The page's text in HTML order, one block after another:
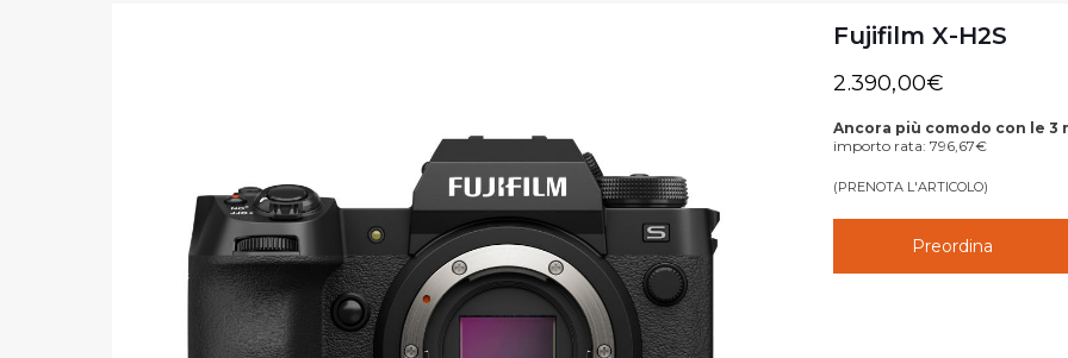
Fujifilm X-H2S
2.390,00€
Ancora più comodo con le 3
importo rata:796,67€
(PRENOTA L'ARTICOLO)
Preordina